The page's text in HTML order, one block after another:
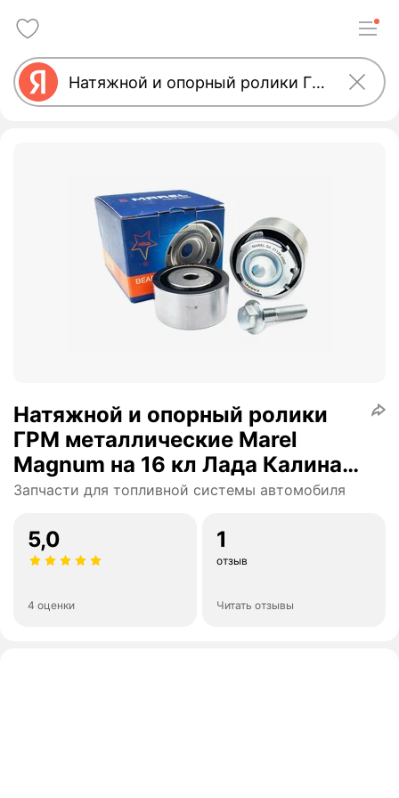
Натяжной и опорный ролики
ГРМ металлические Marel
Magnum на 16 кл Лада Калина,
Гранта, Приора, Ларгус, Веста,
Запчасти для топливной системы автомобиля
5,0
4 оценки
1
отзыв
Читать отзывы